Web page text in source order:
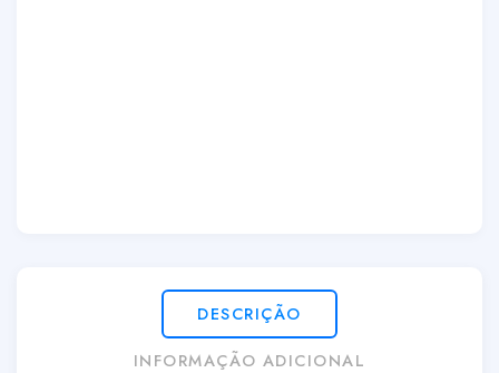
DESCRIÇÃO
INFORMAÇÃO ADICIONAL